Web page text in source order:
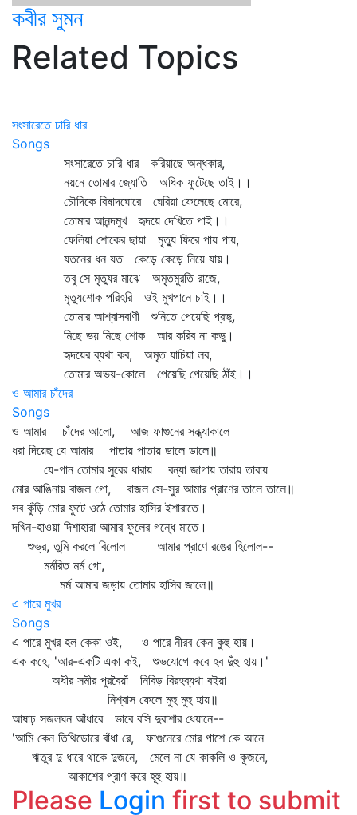
কবীর সুমন
Related Topics
সংসারেতে চারি ধার
Songs
সংসারেতে চারি ধার করিয়াছে অন্ধকার,
নয়নে তোমার জ্যোতি অধিক ফুটেছে তাই।।
চৌদিকে বিষাদঘোরে ঘেরিয়া ফেলেছে মোরে,
তোমার আনন্দমুখ হৃদয়ে দেখিতে পাই।।
ফেলিয়া শোকের ছায়া মৃত্যু ফিরে পায় পায়,
যতনের ধন যত কেড়ে কেড়ে নিয়ে যায়।
তবু সে মৃত্যুর মাঝে অমৃতমুরতি রাজে,
মৃত্যুশোক পরিহরি ওই মুখপানে চাই।।
তোমার আশ্বাসবাণী শুনিতে পেয়েছি প্রভু,
মিছে ভয় মিছে শোক আর করিব না কভু।
হৃদয়ের ব্যথা কব, অমৃত যাচিয়া লব,
তোমার অভয়-কোলে পেয়েছি পেয়েছি ঠাঁই।।
ও আমার চাঁদের
Songs
ও আমার চাঁদের আলো, আজ ফাগুনের সন্ধ্যাকালে
ধরা দিয়েছ যে আমার পাতায় পাতায় ডালে ডালে॥
যে-গান তোমার সুরের ধারায় বন্যা জাগায় তারায় তারায়
মোর আঙিনায় বাজল গো, বাজল সে-সুর আমার প্রাণের তালে তালে॥
সব কুঁড়ি মোর ফুটে ওঠে তোমার হাসির ইশারাতে।
দখিন-হাওয়া দিশাহারা আমার ফুলের গন্ধে মাতে।
শুভ্র, তুমি করলে বিলোল আমার প্রাণে রঙের হিলোল--
মর্মরিত মর্ম গো,
মর্ম আমার জড়ায় তোমার হাসির জালে॥
এ পারে মুখর
Songs
এ পারে মুখর হল কেকা ওই, ও পারে নীরব কেন কুহু হায়।
এক কহে, 'আর-একটি একা কই, শুভযোগে কবে হব দুঁহু হায়।'
অধীর সমীর পুরবৈয়াঁ নিবিড় বিরহব্যথা বইয়া
নিশ্বাস ফেলে মুহু মুহু হায়॥
আষাঢ় সজলঘন আঁধারে ভাবে বসি দুরাশার ধেয়ানে--
'আমি কেন তিথিডোরে বাঁধা রে, ফাগুনেরে মোর পাশে কে আনে
ঋতুর দু ধারে থাকে দুজনে, মেলে না যে কাকলি ও কূজনে,
আকাশের প্রাণ করে হূহু হায়॥
Please Login first to submit